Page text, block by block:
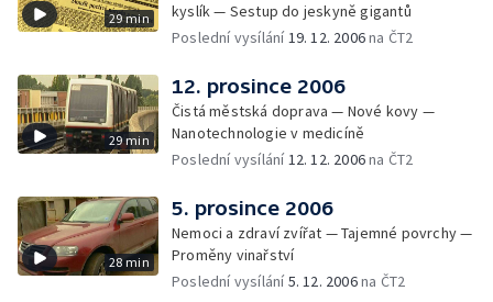
29 min
kyslík — Sestup do jeskyně gigantů
Poslední vysílání19. 12. 2006na ČT2
29 min
12. prosince 2006
Čistá městská doprava — Nové kovy —
Nanotechnologie v medicíně
Poslední vysílání12. 12. 2006na ČT2
28 min
5. prosince 2006
Nemoci a zdraví zvířat — Tajemné povrchy —
Proměny vinařství
Poslední vysílání5. 12. 2006na ČT2